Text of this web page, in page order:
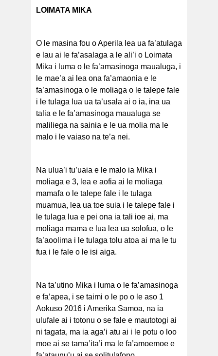
LOIMATA MIKA
O le masina fou o Aperila lea ua fa’atulaga
e lau ai le fa’asalaga a le ali’i o Loimata
Mika i luma o le fa’amasinoga maualuga, i
le mae’a ai lea ona fa’amaonia e le
fa’amasinoga o le moliaga o le talepe fale
i le tulaga lua ua ta’usala ai o ia, ina ua
talia e le fa’amasinoga maualuga se
maliliega na sainia e le ua molia ma le
malo i le vaiaso na te’a nei.
Na ulua’i tu’uaia e le malo ia Mika i
moliaga e 3, lea e aofia ai le moliaga
mamafa o le talepe fale i le tulaga
muamua, lea ua toe suia i le talepe fale i
le tulaga lua e pei ona ia tali ioe ai, ma
moliaga mama e lua lea ua solofua, o le
fa’aoolima i le tulaga tolu atoa ai ma le tu
fua i le fale o le isi aiga.
Na ta’utino Mika i luma o le fa’amasinoga
e fa’apea, i se taimi o le po o le aso 1
Aokuso 2016 i Amerika Samoa, na ia
ulufale ai i totonu o se fale e mautotogi ai
ni tagata, ma ia aga’i atu ai i le potu o loo
moe ai se tama’ita’i ma le fa’amoemoe e